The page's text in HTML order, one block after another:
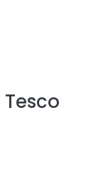
Tesco